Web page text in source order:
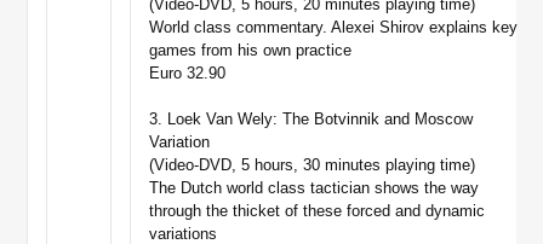
(Video-DVD, 5 hours, 20 minutes playing time)
World class commentary. Alexei Shirov explains key
games from his own practice
Euro 32.90
3. Loek Van Wely: The Botvinnik and Moscow
Variation
(Video-DVD, 5 hours, 30 minutes playing time)
The Dutch world class tactician shows the way
through the thicket of these forced and dynamic
variations